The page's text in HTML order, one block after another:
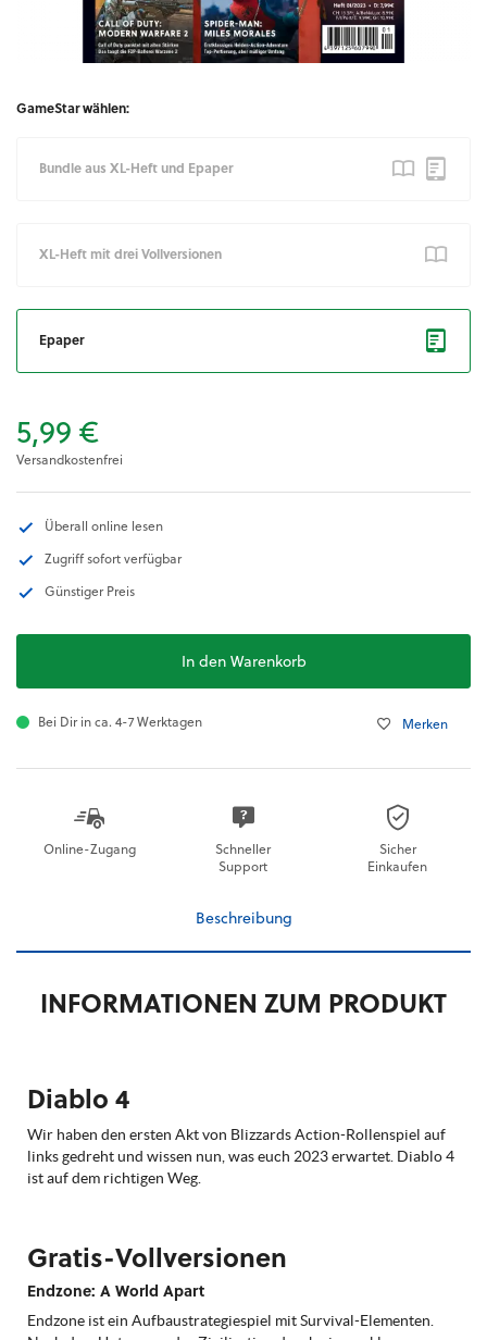
GameStar wählen:
Bundle aus XL-Heft und Epaper
XL-Heft mit drei Vollversionen
Epaper
5,99 €
Versandkostenfrei
Überall online lesen
Zugriff sofort verfügbar
Günstiger Preis
In den Warenkorb
Bei Dir in ca. 4-7 Werktagen Merken
Online-Zugang
Schneller
Support
Sicher
Einkaufen
Beschreibung
INFORMATIONEN ZUM PRODUKT
Diablo 4
Wir haben den ersten Akt von Blizzards Action-Rollenspiel auf
links gedreht und wissen nun, was euch 2023 erwartet. Diablo 4
ist auf dem richtigen Weg.
Gratis-Vollversionen
Endzone: A World Apart
Endzone ist ein Aufbaustrategiespiel mit Survival-Elementen.